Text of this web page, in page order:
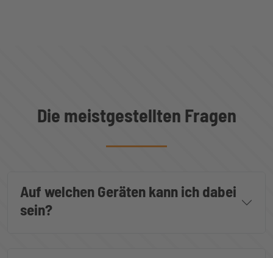
Die meistgestellten Fragen
Auf welchen Geräten kann ich dabei
sein?